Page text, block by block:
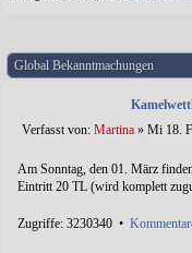
Global Bekanntmachungen
Verfasst von: Martina » Mi 18.
Am Sonntag, den 01. März
Eintritt 20 TL (wird komplett
Zugriffe: 3230340 •